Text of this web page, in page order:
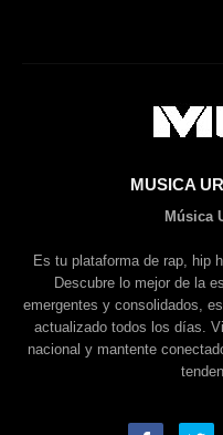
MUSICA
Música
Es tu plataforma de rap, hip
Descubre lo mejor de la
emergentes y consolidados,
actualizado todos los días.
nacional y mantente